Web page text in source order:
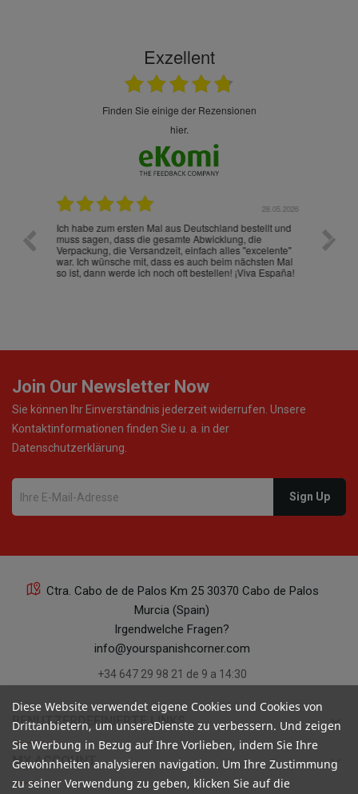
Exzellent
finden Sie einige der Rezensionen
hier.
28.05.2026
Ich habe zum ersten Mal aus Deutschland bestellt und
muss sagen, dass die gesamte Abwicklung, die
Verpackung, die Versandzeit, einfach alles "excelente"
war. Ich wünsche mit, dass es auch beim nächsten Mal
so ist, dann werde ich noch oft bestellen! ¡Viva España!
Die
gut
ist
Join Our Newsletter Now
Sie können Ihr Einverständnis jederzeit widerrufen. Unsere
Kontaktinformationen finden Sie u. a. in der
Datenschutzerklärung.
Ctra. Cabo de de Palos Km 25 30370 Cabo de Palos
Murcia (Spain)
Irgendwelche Fragen?
info@yourspanishcorner.com
+34 647 29 98 21 de 9 a 14:30
BENUTZERDEFINIERTE LINKS keyboard_arrow_down
MY ACCOUNT keyboard_arrow_down
Diese Website verwendet eigene Cookies und Cookies von
Drittanbietern, um unsereDienste zu verbessern. Und zeigen
Sie Werbung in Bezug auf Ihre Vorlieben, indem Sie Ihre
Gewohnheiten analysieren navigation. Um Ihre Zustimmung
zu seiner Verwendung zu geben, klicken Sie auf die